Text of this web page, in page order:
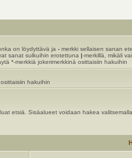
on löydyttävä ja -merkki sellaisen sanan
sanat sulkuihin erotettuna |-merkillä, mikäli
*-merkkiä jokerimerkkinä osittaisiin hakuihin
hakuihin
etsiä. Sisäalueet voidaan hakea